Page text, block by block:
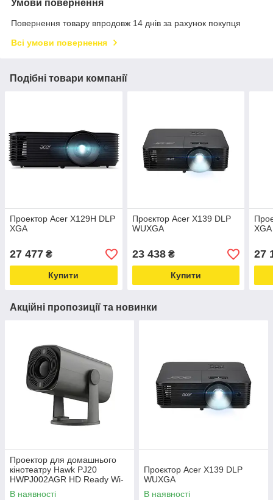
Умови повернення
Повернення товару впродовж 14 днів за рахунок покупця
Всі умови повернення
Подібні товари компанії
Проектор Acer X129H DLP
XGA
27 477 ₴
Купити
Проєктор Acer X139 DLP
WUXGA
23 438₴
Купити
XGA
27
Акційні пропозиції та новинки
Проектор для домашнього
кінотеатру Hawk PJ20
HWPJ002AGR HD Ready Wi-
Fi Bluetooth
В наявності
Проєктор Acer X139 DLP
WUXGA
В наявності